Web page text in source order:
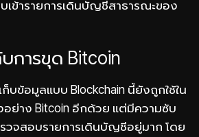
เข้ารายการเดินบัญชีสาธารณะของ
การขุด Bitcoin
บข้อมูลแบบ Blockchain นี้ยังถูกใช้ใน
ย่าง Bitcoin อีกด้วย แต่มีความซับ
วจสอบรายการเดินบัญชีอยู่มาก โดย